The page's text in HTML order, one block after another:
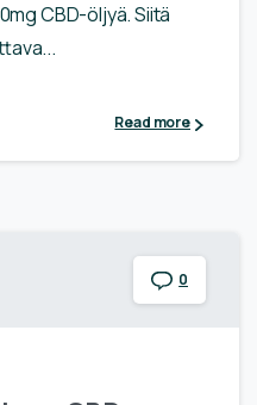
CBD-öljyä. Siitä
Read more
0